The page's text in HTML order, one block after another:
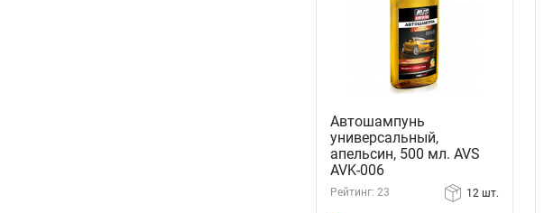
Автошампунь
универсальный,
апельсин, 500 мл. AVS
AVK-006
Рейтинг: 23 12 шт.